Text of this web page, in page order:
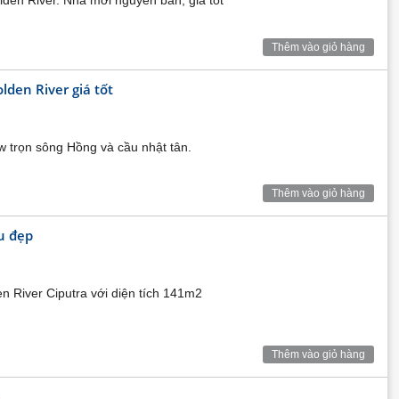
thư giãn bên vườn tiện ích, định hình một phong cách
Thêm vào giỏ hàng
River giá tốt
trọn sông Hồng và cầu nhật tân.
Thêm vào giỏ hàng
đẹp
River Ciputra với diện tích 141m2
Thêm vào giỏ hàng